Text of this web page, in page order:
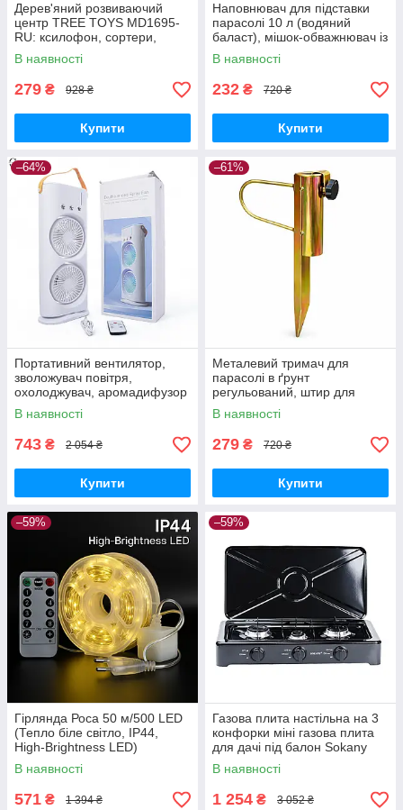
Дерев'яний розвиваючий
центр TREE TOYS MD1695-
RU: ксилофон, сортери,
рибальство, 10 рибок
В наявності
279 ₴ 928 ₴
Купити
Наповнювач для підставки
парасолі 10 л (водяний
баласт), мішок-обважнювач із
клапаном
В наявності
232 ₴ 720 ₴
Купити
–64%
Портативний вентилятор,
зволожувач повітря,
охолоджувач, аромадифузор
FH-666
В наявності
743 ₴ 2 054 ₴
Купити
–61%
Металевий тримач для
парасолі в ґрунт
регульований, штир для
садової парасолі з
фіксатором
В наявності
279 ₴ 720 ₴
Купити
–59%
Гірлянда Роса 50 м/500 LED
(Тепло біле світло, IP44,
High-Brightness LED)
В наявності
571 ₴ 1 394 ₴
–59%
Газова плита настільна на 3
конфорки міні газова плита
для дачі під балон Sokany
В наявності
1 254 ₴ 3 052 ₴